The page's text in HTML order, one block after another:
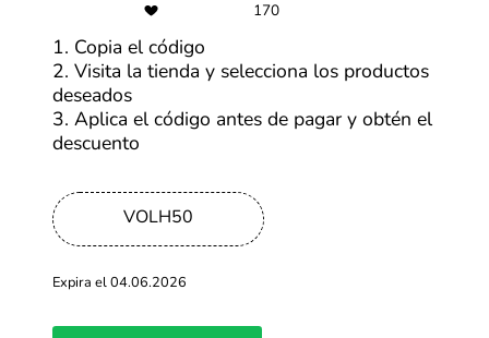
oferta y debes hacer clic en “Ir a la tienda”. En cuestión
de segundos, serás redirigido a la página web de
Volaris. Estando allí, selecciona tus productos favoritos
y añadelos en tu carrito. No olvides revisar el resumen
de tu compra para saber que tu descuento está siendo
máximo los códigos y descuentos de Volaris será más
fácil que nunca. ¡Ahorra en grande en cada compra!
170
1. Copia el código
2. Visita la tienda y selecciona los productos
deseados
3. Aplica el código antes de pagar y obtén el
descuento
VOLH50
Expira el 04.06.2026